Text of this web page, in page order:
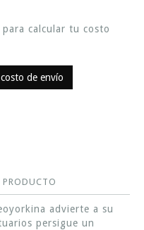
calcular tu costo
de envío
advierte a su
persigue un